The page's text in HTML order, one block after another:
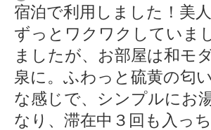
宿泊で利用しました！美
ずっとワクワクしていま
ましたが、お部屋は和モ
泉に。ふわっと硫黄の匂
な感じで、シンプルにお
なり、滞在中３回も入っ